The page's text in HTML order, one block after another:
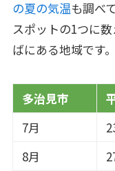
の夏の気温も調べ
スポットの1つに
ばにある地域です。
多治見市
7月
8月